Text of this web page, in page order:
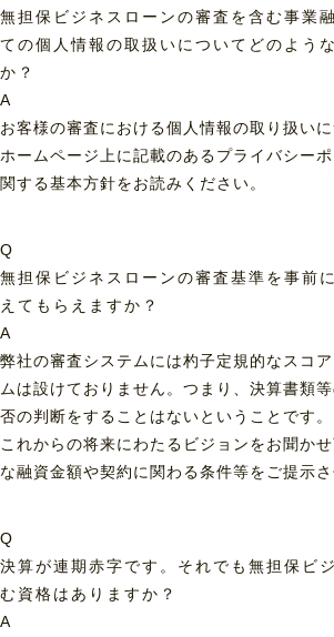
無担保ビジネスローンの審査を含む事業
ての個人情報の取扱いについてどのよう
か？
A
お客様の審査における個人情報の取り扱い
ホームページ上に記載のあるプライバシー
関する基本方針をお読みください。
Q
無担保ビジネスローンの審査基準を事前
えてもらえますか？
A
弊社の審査システムには杓子定規的なスコ
ムは設けておりません。つまり、決算書類
否の判断をすることはないということです
これからの将来にわたるビジョンをお聞か
な融資金額や契約に関わる条件等をご提示さ
Q
決算が連期赤字です。それでも無担保ビ
む資格はありますか？
A